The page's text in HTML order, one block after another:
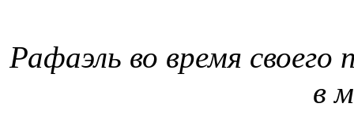
Рафаэль во время своего
в